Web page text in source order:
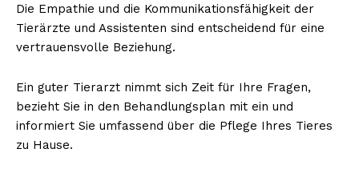
Die Empathie und die Kommunikationsfähigkeit der
Tierärzte und Assistenten sind entscheidend für eine
vertrauensvolle Beziehung.
Ein guter Tierarzt nimmt sich Zeit für Ihre Fragen,
bezieht Sie in den Behandlungsplan mit ein und
informiert Sie umfassend über die Pflege Ihres Tieres
zu Hause.